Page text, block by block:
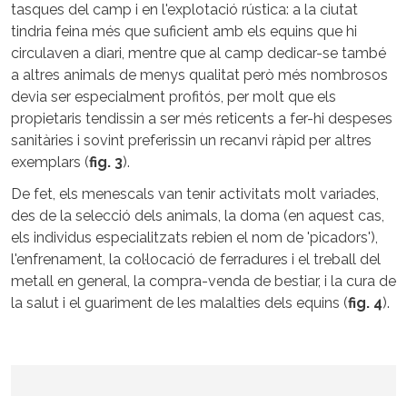
tasques del camp i en l'explotació rústica: a la ciutat
tindria feina més que suficient amb els equins que hi
circulaven a diari, mentre que al camp dedicar-se també
a altres animals de menys qualitat però més nombrosos
devia ser especialment profitós, per molt que els
propietaris tendissin a ser més reticents a fer-hi despeses
sanitàries i sovint preferissin un recanvi ràpid per altres
exemplars (fig. 3).
De fet, els menescals van tenir activitats molt variades,
des de la selecció dels animals, la doma (en aquest cas,
els individus especialitzats rebien el nom de 'picadors'),
l'enfrenament, la col·locació de ferradures i el treball del
metall en general, la compra-venda de bestiar, i la cura de
la salut i el guariment de les malalties dels equins (fig. 4).